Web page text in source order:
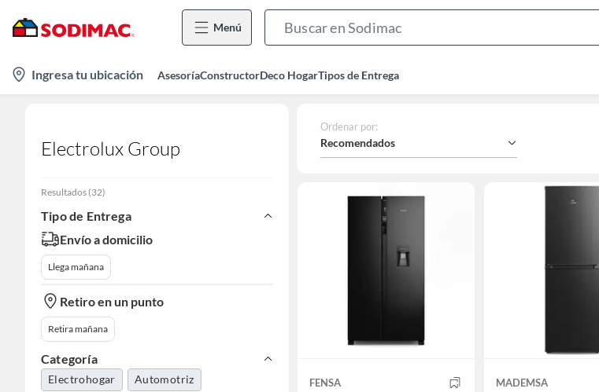
Menú
Bar
location-
icon
Ingresa tu ubicación AsesoríaConstructorDeco HogarTipos de Entrega
Electrolux Group
Resultados (32)
Tipo de Entrega
Envío a domicilio
Llega mañana
Retiro en un punto
Retira mañana
Categoría
Electrohogar Automotriz
Ordenar por:
Recomendados
FENSA MADEMSA